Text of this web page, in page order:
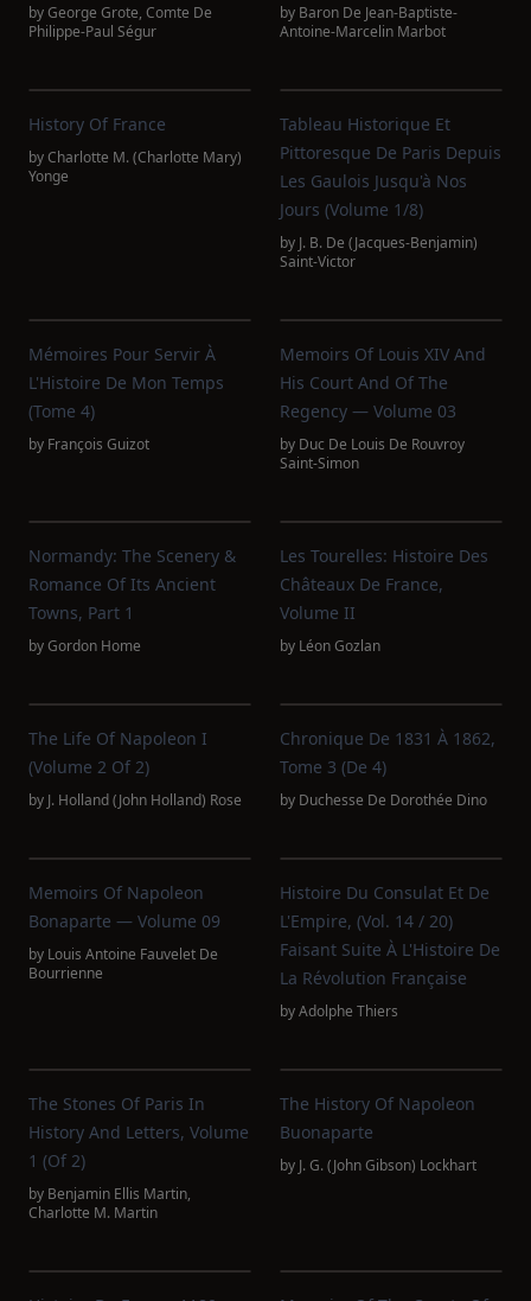
byGeorge Grote, Comte De
Philippe-Paul Ségur
by Baron De Jean-Baptiste-
Antoine-Marcelin Marbot
History Of France
byCharlotte M. (Charlotte Mary)
Yonge
Tableau Historique Et
Pittoresque De Paris Depuis
Les Gaulois Jusqu'à Nos
Jours (Volume 1/8)
by J. B. De (Jacques-Benjamin)
Saint-Victor
Mémoires Pour Servir À
L'Histoire De Mon Temps
(Tome 4)
by François Guizot
Memoirs Of Louis XIV And
His Court And Of The
Regency — Volume 03
by Duc De Louis De Rouvroy
Saint-Simon
Normandy: The Scenery &
Romance Of Its Ancient
Towns, Part 1
byGordon Home
Les Tourelles: Histoire Des
Châteaux De France,
Volume II
by Léon Gozlan
The Life Of Napoleon I
(Volume 2 Of 2)
by J. Holland (John Holland) Rose
Chronique De 1831 À 1862,
Tome 3 (de 4)
by Duchesse De Dorothée Dino
Memoirs Of Napoleon
Bonaparte — Volume 09
by Louis Antoine Fauvelet De
Bourrienne
Histoire Du Consulat Et De
L'Empire, (Vol. 14 / 20)
Faisant Suite À L'Histoire De
La Révolution Française
byAdolphe Thiers
The Stones Of Paris In
History And Letters, Volume
1 (of 2)
by Benjamin Ellis Martin,
Charlotte M. Martin
The History Of Napoleon
Buonaparte
by J. G. (John Gibson) Lockhart